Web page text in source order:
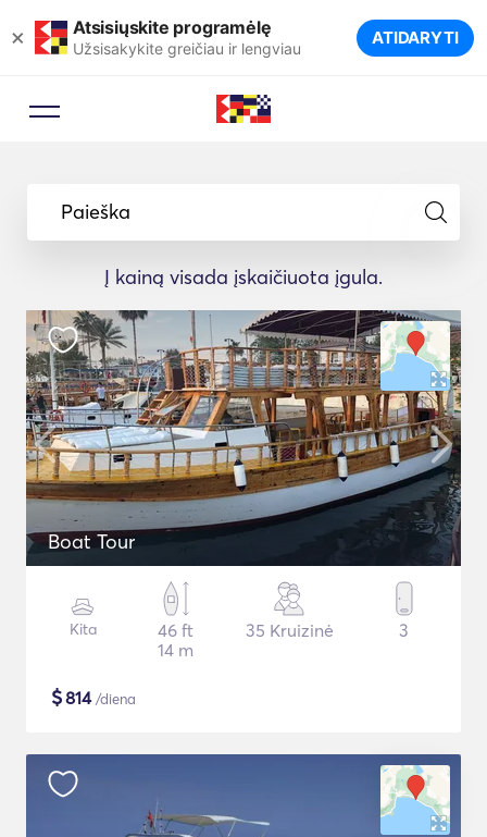
× Atsisiųskite programėlę
Užsisakykite greičiau ir lengviau ATIDARYTI
Paieška
Į kainą visada įskaičiuota įgula.
Boat Tour
Kita
46 ft
14 m
35 Kruizinė 3
$814/diena